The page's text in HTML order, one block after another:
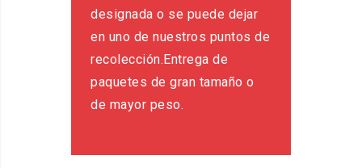
designada o se puede dejar
en uno de nuestros puntos de
recolección.Entrega de
paquetes de gran tamaño o
de mayor peso.